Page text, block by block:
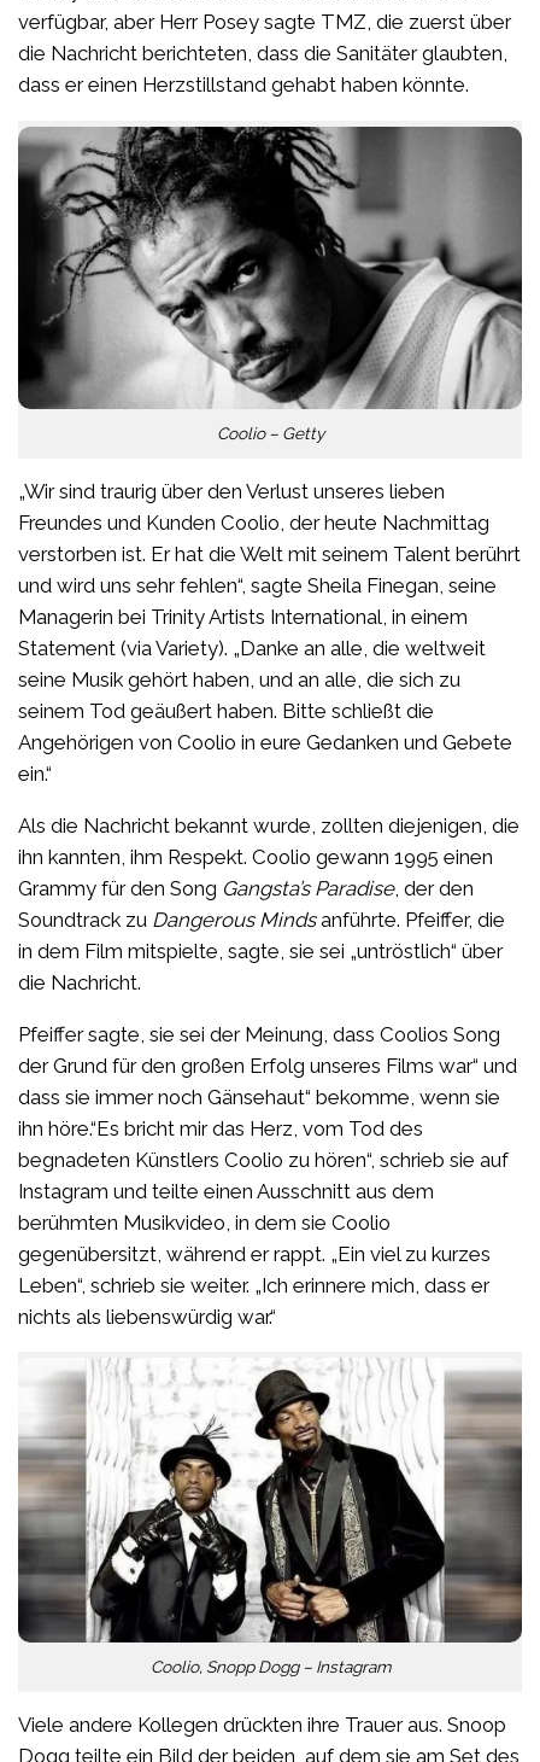
verfügbar, aber Herr Posey sagte TMZ, die zuerst über
die Nachricht berichteten, dass die Sanitäter glaubten,
dass er einen Herzstillstand gehabt haben könnte.
Coolio – Getty
„Wir sind traurig über den Verlust unseres lieben
Freundes und Kunden Coolio, der heute Nachmittag
verstorben ist. Er hat die Welt mit seinem Talent berührt
und wird uns sehr fehlen“, sagte Sheila Finegan, seine
Managerin bei Trinity Artists International, in einem
Statement (via Variety). „Danke an alle, die weltweit
seine Musik gehört haben, und an alle, die sich zu
seinem Tod geäußert haben. Bitte schließt die
Angehörigen von Coolio in eure Gedanken und Gebete
ein.“
Als die Nachricht bekannt wurde, zollten diejenigen, die
ihn kannten, ihm Respekt. Coolio gewann 1995 einen
Grammy für den Song Gangsta’s Paradise, der den
Soundtrack zu Dangerous Mindsanführte. Pfeiffer, die
in dem Film mitspielte, sagte, sie sei „untröstlich“ über
die Nachricht.
Pfeiffer sagte, sie sei der Meinung, dass Coolios Song
der Grund für den großen Erfolg unseres Films war“ und
dass sie immer noch Gänsehaut“ bekomme, wenn sie
ihn höre.“Es bricht mir das Herz, vom Tod des
begnadeten Künstlers Coolio zu hören“, schrieb sie auf
Instagram und teilte einen Ausschnitt aus dem
berühmten Musikvideo, in dem sie Coolio
gegenübersitzt, während er rappt. „Ein viel zu kurzes
Leben“, schrieb sie weiter. „Ich erinnere mich, dass er
nichts als liebenswürdig war.“
Coolio, Snopp Dogg – Instagram
Viele andere Kollegen drückten ihre Trauer aus. Snoop
Dogg teilte ein Bild der beiden, auf dem sie am Set des